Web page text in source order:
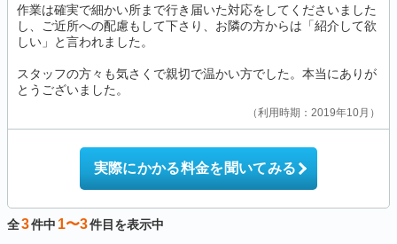
作業は確実で細かい所まで行き届いた対応をしてくださいました
し、ご近所への配慮もして下さり、お隣の方からは「紹介して欲
しい」と言われました。
スタッフの方々も気さくで親切で温かい方でした。本当にありが
とうございました。
利用時期：2019年10月
実際にかかる料金を聞いてみる
全3件中 1〜3件目を表示中